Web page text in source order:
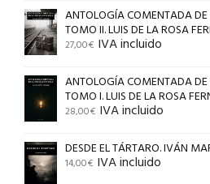
ANTOLOGÍA COMENTADA
TOMO II. LUIS DE LA ROSA
27,00€ IVA incluido
ANTOLOGÍA COMENTADA
TOMO I. LUIS DE LA ROSA
28,00€ IVA incluido
DESDE EL TÁRTARO. IVÁN
14,00€ IVA incluido